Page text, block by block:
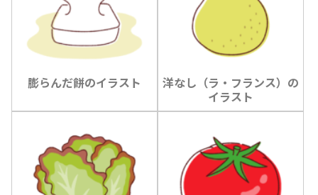
膨らんだ餅のイラスト
洋なし（ラ・フランス）の
イラスト